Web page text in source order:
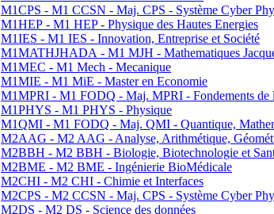
M1CPS - M1 CCSN - Maj. CPS - Système Cyber
M1HEP - M1 HEP - Physique des Hautes Energies
M1IES - M1 IES - Innovation, Entreprise et Société
M1MATHJHADA - M1 MJH - Mathematiques
M1MEC - M1 Mech - Mecanique
M1MIE - M1 MiE - Master en Economie
M1MPRI - M1 FODQ - Maj. MPRI - Fondements de
M1PHYS - M1 PHYS - Physique
M1QMI - M1 FODQ - Maj. QMI - Quantique,
M2AAG - M2 AAG - Analyse, Arithmétique,
M2BBH - M2 BBH - Biologie, Biotechnologie et
M2BME - M2 BME - Ingénierie BioMédicale
M2CHI - M2 CHI - Chimie et Interfaces
M2CPS - M2 CCSN - Maj. CPS - Système Cyber
M2DS - M2 DS - Science des données